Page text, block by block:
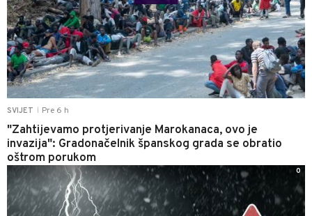
SVIJET Pre 6 h
"Zahtijevamo protjerivanje Marokanaca, ovo je
invazija": Gradonačelnik španskog grada se obratio
oštrom porukom
0